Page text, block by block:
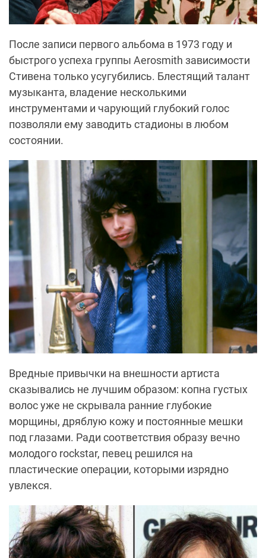
После записи первого альбома в 1973 году и
быстрого успеха группы Aerosmith зависимости
Стивена только усугубились. Блестящий талант
музыканта, владение несколькими
инструментами и чарующий глубокий голос
позволяли ему заводить стадионы в любом
состоянии.
Вредные привычки на внешности артиста
сказывались не лучшим образом: копна густых
волос уже не скрывала ранние глубокие
морщины, дряблую кожу и постоянные мешки
под глазами. Ради соответствия образу вечно
молодого rockstar, певец решился на
пластические операции, которыми изрядно
увлекся.